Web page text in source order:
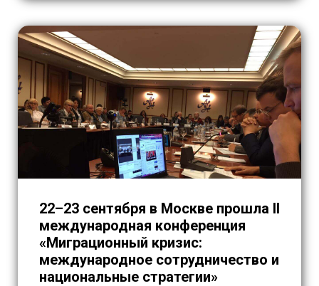
Ближнего Востока.
22–23 сентября в Москве прошла II
международная конференция
«Миграционный кризис:
международное сотрудничество и
национальные стратегии»